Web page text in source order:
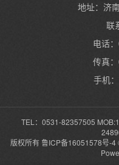
地址：济
联
电话
传真
手机
TEL：0531-82357505
版权所有鲁ICP备16051578号-4